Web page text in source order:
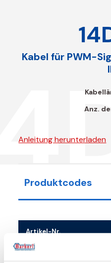
Kabel für PWM-
Anz.
Anleitung herunterladen
Produktcodes
Artikel-Nr.
14D100016